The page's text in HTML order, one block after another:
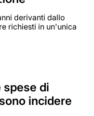
derivanti dallo
richiesti in un'unica
di
incidere